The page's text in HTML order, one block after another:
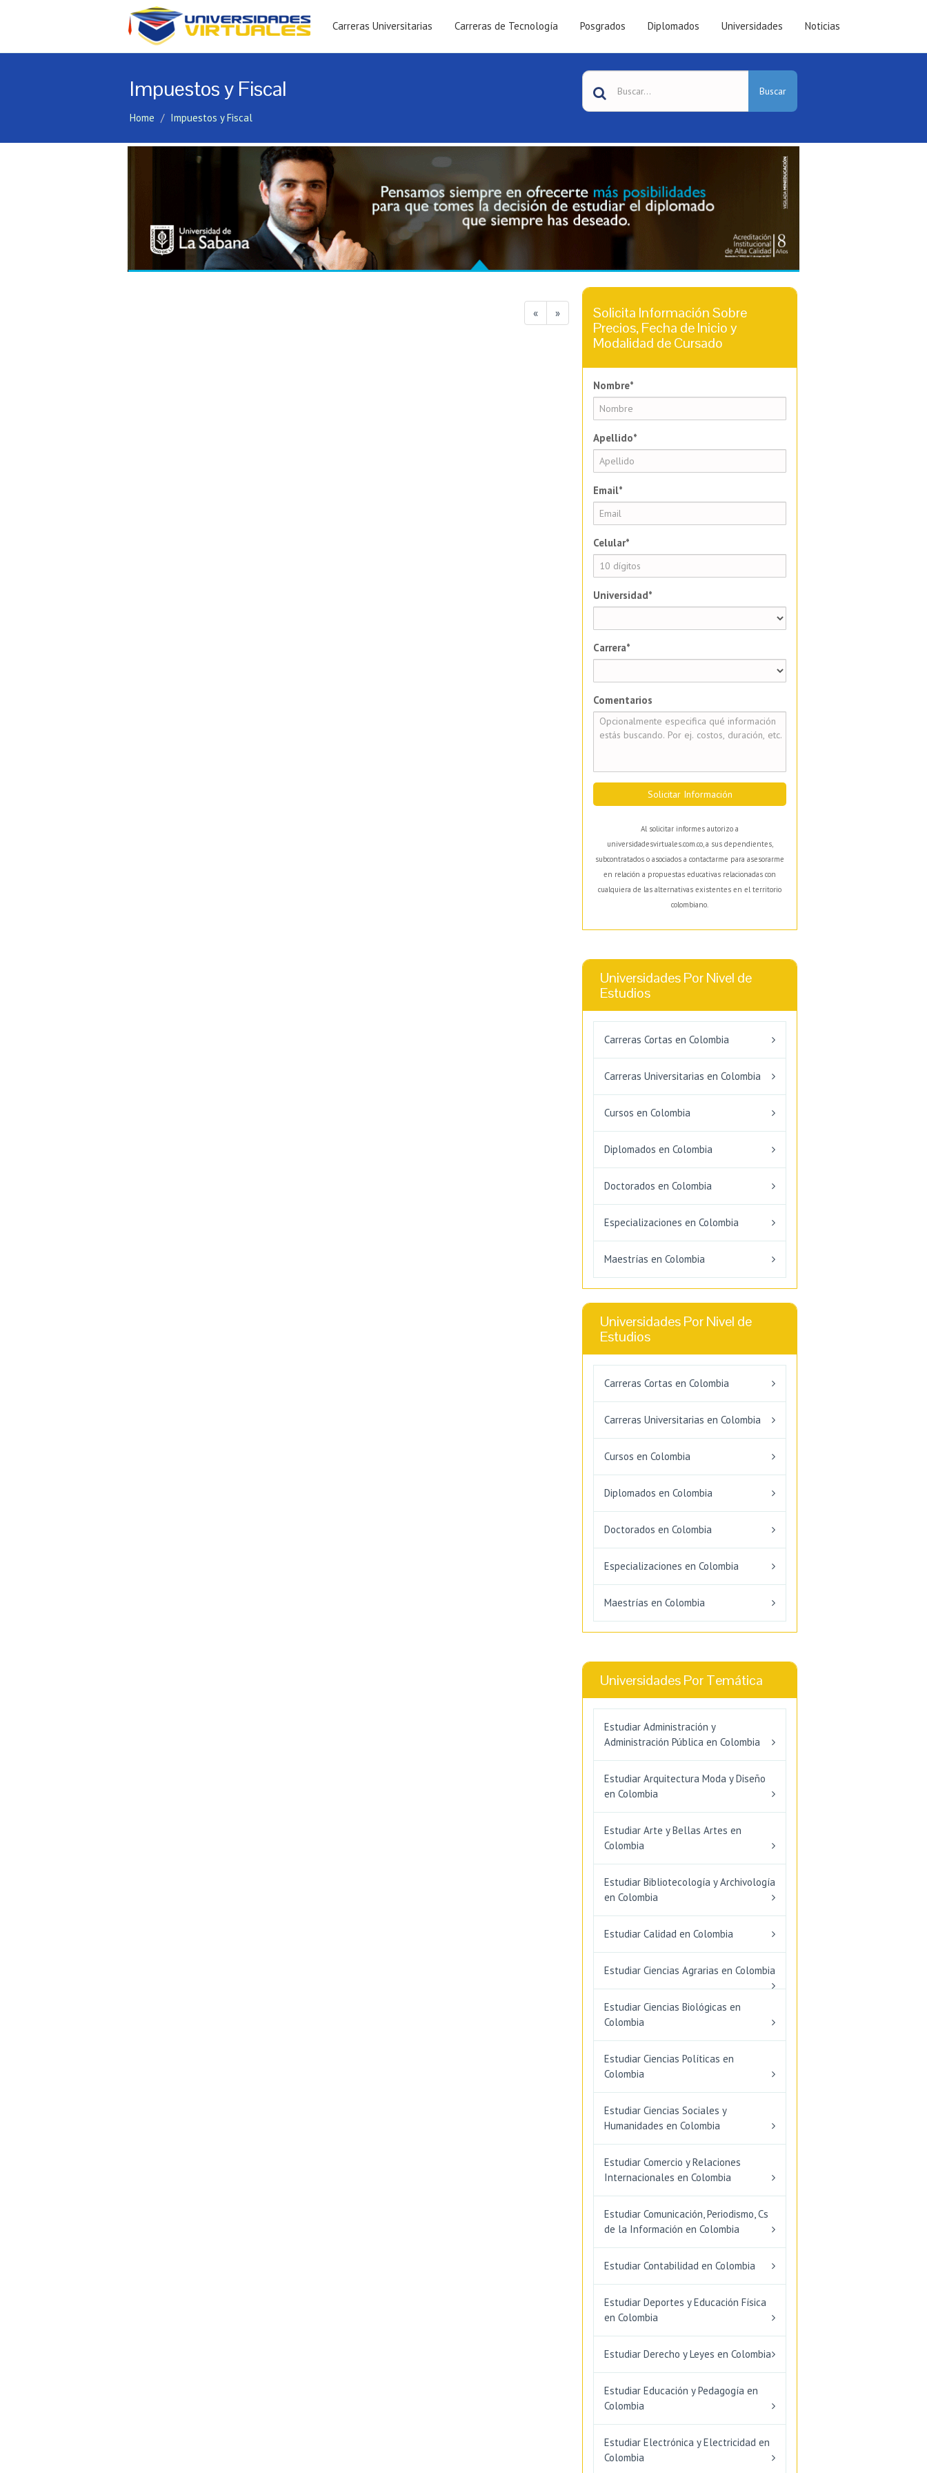
Carreras Universitarias Carreras de Tecnología Posgrados Diplomados Universidades Noticias
Impuestos y Fiscal
Home Impuestos y Fiscal
Buscar
« »
Solicita Información Sobre
Precios, Fecha de Inicio y
Modalidad de Cursado
Nombre*
Apellido*
Email*
Celular*
Universidad*
Carrera*
Comentarios
Solicitar Información
Al solicitar informes autorizo a
universidadesvirtuales.com.co, a sus dependientes,
subcontratados o asociados a contactarme para asesorarme
en relación a propuestas educativas relacionadas con
cualquiera de las alternativas existentes en el territorio
colombiano.
Universidades Por Nivel de
Estudios
Carreras Cortas en Colombia
Carreras Universitarias en Colombia
Cursos en Colombia
Diplomados en Colombia
Doctorados en Colombia
Especializaciones en Colombia
Maestrías en Colombia
Universidades Por Nivel de
Estudios
Carreras Cortas en Colombia
Carreras Universitarias en Colombia
Cursos en Colombia
Diplomados en Colombia
Doctorados en Colombia
Especializaciones en Colombia
Maestrías en Colombia
Universidades Por Temática
Estudiar Administración y
Administración Pública en Colombia
Estudiar Arquitectura Moda y Diseño
en Colombia
Estudiar Arte y Bellas Artes en
Colombia
Estudiar Bibliotecología y Archivología
en Colombia
Estudiar Calidad en Colombia
Estudiar Ciencias Agrarias en Colombia
Estudiar Ciencias Biológicas en
Colombia
Estudiar Ciencias Políticas en
Colombia
Estudiar Ciencias Sociales y
Humanidades en Colombia
Estudiar Comercio y Relaciones
Internacionales en Colombia
Estudiar Comunicación, Periodismo, Cs
de la Información en Colombia
Estudiar Contabilidad en Colombia
Estudiar Deportes y Educación Física
en Colombia
Estudiar Derecho y Leyes en Colombia
Estudiar Educación y Pedagogía en
Colombia
Estudiar Electrónica y Electricidad en
Colombia